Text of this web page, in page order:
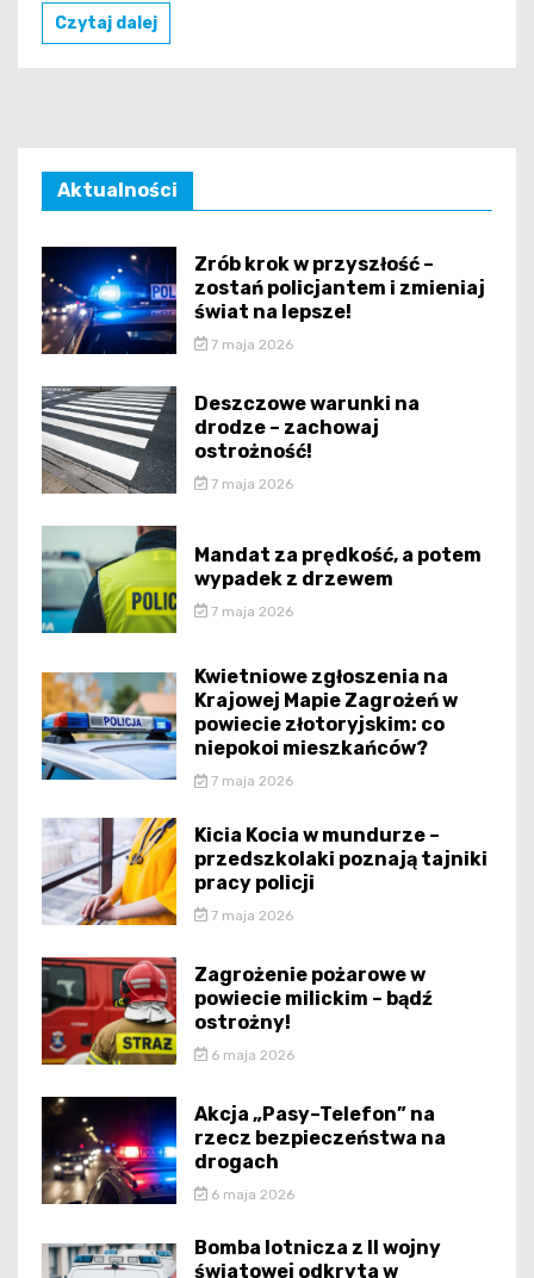
Czytaj dalej
Aktualności
Zrób krok w przyszłość –
zostań policjantem i zmieniaj
świat na lepsze!
7 maja 2026
Deszczowe warunki na
drodze – zachowaj
ostrożność!
7 maja 2026
Mandat za prędkość, a potem
wypadek z drzewem
7 maja 2026
Kwietniowe zgłoszenia na
Krajowej Mapie Zagrożeń w
powiecie złotoryjskim: co
niepokoi mieszkańców?
7 maja 2026
Kicia Kocia w mundurze –
przedszkolaki poznają tajniki
pracy policji
7 maja 2026
Zagrożenie pożarowe w
powiecie milickim – bądź
ostrożny!
6 maja 2026
Akcja „Pasy–Telefon” na
rzecz bezpieczeństwa na
drogach
6 maja 2026
Bomba lotnicza z II wojny
światowej odkryta w